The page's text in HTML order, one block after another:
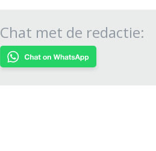
Chat met de redactie: